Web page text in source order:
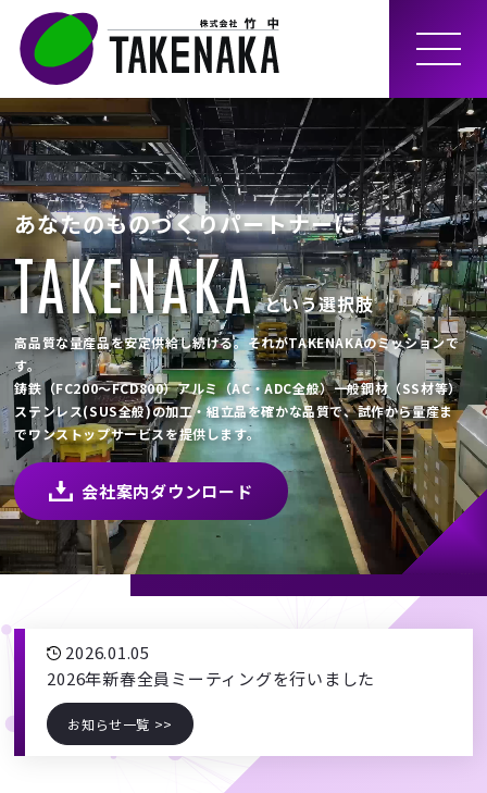
MEN
あなたのものづくりパートナーに
TAKENAKAという選択肢
高品質な量産品を安定供給し続ける。それがTAKENAKAのミッションで
す。
鋳鉄（FC200～FCD800）アルミ（AC・ADC全般）一般鋼材（SS材等）
ステンレス(SUS全般)の加工・組立品を確かな品質で、試作から量産ま
でワンストップサービスを提供します。
会社案内ダウンロード
2026.01.05
2026年新春全員ミーティングを行いました
お知らせ一覧 >>